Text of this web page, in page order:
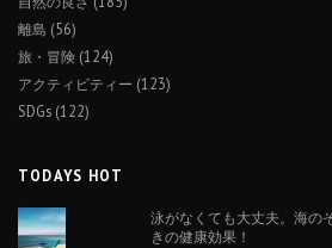
離島 (56)
旅・冒険 (124)
アクティビティー (123)
SDGs (122)
TODAYS HOT
泳がなくても大丈夫。海の
きの健康効果！